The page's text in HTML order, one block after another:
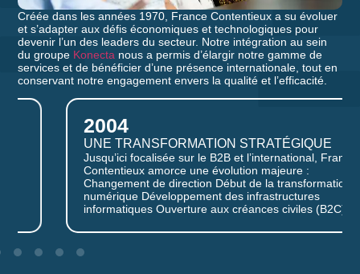
Créée dans les années 1970, France Contentieux a su évoluer
et s’adapter aux défis économiques et technologiques pour
devenir l’un des leaders du secteur. Notre intégration au sein
du groupe Konecta nous a permis d’élargir notre gamme de
services et de bénéficier d’une présence internationale, tout en
conservant notre engagement envers la qualité et l’efficacité.
UNE TRANSFORMATION STRATÉGIQUE
Jusqu’ici focalisée sur le B2B et l’international, France
Contentieux amorce une évolution majeure :
Changement de direction Début de la transformation
numérique Développement des infrastructures
informatiques Ouverture aux créances civiles (B2C)